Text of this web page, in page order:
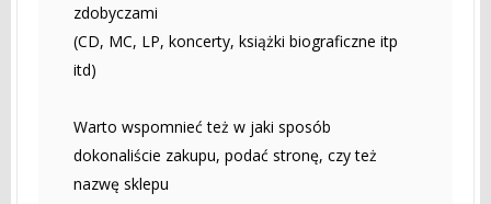
zdobyczami
(CD, MC, LP, koncerty, książki biograficzne itp
itd)
Warto wspomnieć też w jaki sposób
dokonaliście zakupu, podać stronę, czy też
nazwę sklepu